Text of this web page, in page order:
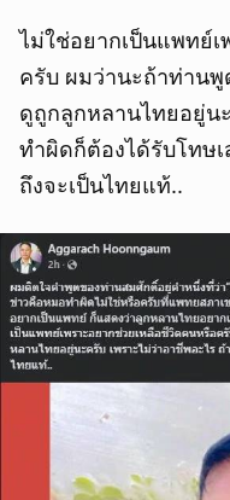
ไม่ใช่อยากเป็นแพทย์
ครับ ผมว่านะถ้าท่านพู
ดูถูกลูกหลานไทยอยู่น
ทำผิดก็ต้องได้รับโท
ถึงจะเป็นไทยแท้..